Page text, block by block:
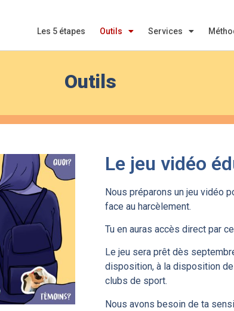
Les 5 étapes Outils Services
Outils
Le jeu vidéo
Nous préparons un jeu vidéo
face au harcèlement.
Tu en auras accès direct par
Le jeu sera prêt dès
disposition, à la disposition
clubs de sport.
Nous avons besoin de ta